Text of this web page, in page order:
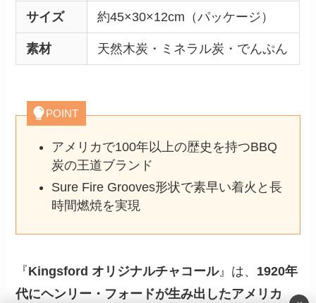
サイズ 約45×30×12cm（パッケージ）
素材 天然木炭・ミネラル炭・でんぷん
POINT
アメリカで100年以上の歴史を持つBBQ
炭の王道ブランド
Sure Fire Grooves形状で素早い着火と長
時間燃焼を実現
『Kingsford オリジナルチャコール』は、 1920年
代にヘンリー・フォードが生み出したアメリカ